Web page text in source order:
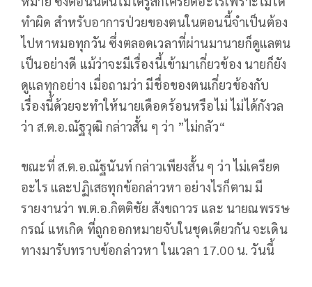
ทำผิด สำหรับอาการป่วยของตนในตอนนี้จำเป็นต้อง
ไปหาหมอทุกวัน ซึ่งตลอดเวลาที่ผ่านมานายก็ดูแลตน
เป็นอย่างดี แม้ว่าจะมีเรื่องนี้เข้ามาเกี่ยวข้อง นายก็ยัง
ดูแลทุกอย่าง เมื่อถามว่า มีชื่อของตนเกี่ยวข้องกับ
เรื่องนี้ด้วยจะทำให้นายเดือดร้อนหรือไม่ ไม่ได้กังวล
ว่า ส.ต.อ.ณัฐวุฒิ กล่าวสั้น ๆ ว่า ”ไม่กลัว“
ขณะที่ ส.ต.อ.ณัฐนันท์ กล่าวเพียงสั้น ๆ ว่า ไม่เครียด
อะไร และปฏิเสธทุกข้อกล่าวหา อย่างไรก็ตาม มี
รายงานว่า พ.ต.อ.กิตติชัย สังขถาวร และ นายณพรรษ
กรณ์ แหเกิด ที่ถูกออกหมายจับในชุดเดียวกัน จะเดิน
ทางมารับทราบข้อกล่าวหา ในเวลา 17.00 น. วันนี้